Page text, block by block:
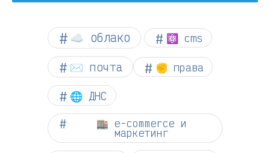
☁︎ облако ⚛ cms
✉️ почта ✊ права
🌐 ДНС
🏬 e-commerce и
маркетинг